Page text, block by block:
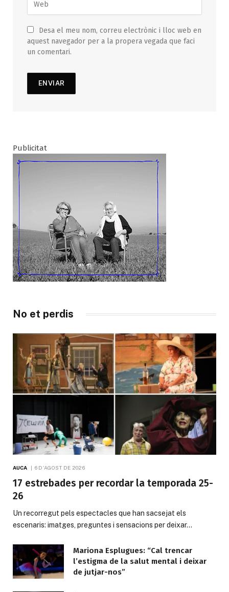
Desa el meu nom, correu electrònic i lloc web en
aquest navegador per a la propera vegada que faci
un comentari.
Publicitat
No et perdis
AUCA 6 D'AGOST DE 2026
17 estrebades per recordar la temporada 25-
26
Un recorregut pels espectacles que han sacsejat els
escenaris: imatges, preguntes i sensacions per deixar…
Mariona Esplugues: “Cal trencar
l’estigma de la salut mental i deixar
de jutjar-nos”